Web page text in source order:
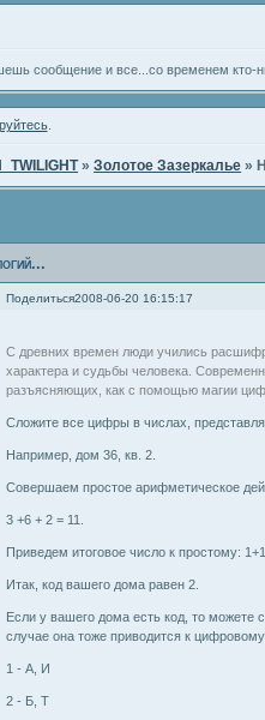
сообщение и все...со временем
.
»Золотое Зазеркалье »
Поделиться2008-06-20 16:15:17
С древних времен люди учились
характера и судьбы человека.
разъясняющих, как с помощью магии
Сложите все цифры в числах,
Например, дом 36, кв. 2.
Совершаем простое арифметическое
3 +6 + 2 = 11.
Приведем итоговое число к простому:
Итак, код вашего дома равен 2.
Если у вашего дома есть код, то можете
случае она тоже приводится к
1 - А, И
2 - Б, Т